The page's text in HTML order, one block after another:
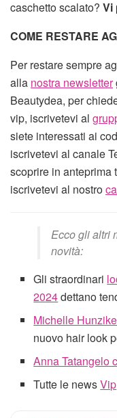
caschetto scalato? Vi
COME RESTARE
Per restare sempre
alla nostra newsletter
Beautydea, per
vip, iscrivetevi al
siete interessati ai
iscrivetevi al canale
scoprire in anteprima
iscrivetevi al nostro
Ecco gli altri
novità:
Gli straordinari
2024dettano
Michelle
nuovo hair look
Anna Tatangelo
Tutte le newsVip